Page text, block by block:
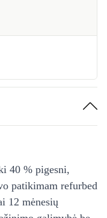
40 % pigesni,
patikimam refurbed
12 mėnesių